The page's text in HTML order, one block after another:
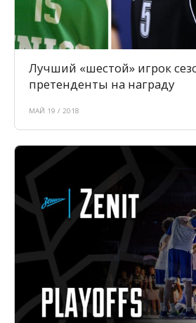
Лучший «шестой» игрок
претенденты на награду
МАЙ 19 / 2018